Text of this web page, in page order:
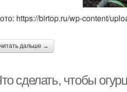
https://birtop.ru/wp-content/
читать дальше →
сделать, чтобы